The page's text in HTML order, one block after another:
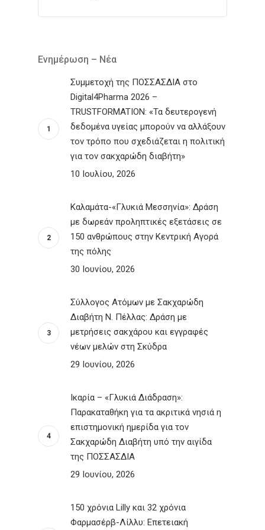
Ενημέρωση – Νέα
Συμμετοχή της ΠΟΣΣΑΣΔΙΑ στο
Digital4Pharma 2026 –
TRUSTFORMATION: «Τα δευτερογενή
δεδομένα υγείας μπορούν να αλλάξουν
τον τρόπο που σχεδιάζεται η πολιτική
για τον σακχαρώδη διαβήτη»
10 Ιουλίου, 2026
Καλαμάτα-«Γλυκιά Μεσσηνία»: Δράση
με δωρεάν προληπτικές εξετάσεις σε
150 ανθρώπους στην Κεντρική Αγορά
της πόλης
30 Ιουνίου, 2026
Σύλλογος Ατόμων με Σακχαρώδη
Διαβήτη Ν. Πέλλας: Δράση με
μετρήσεις σακχάρου και εγγραφές
νέων μελών στη Σκύδρα
29 Ιουνίου, 2026
Ικαρία – «Γλυκιά Διάδραση»:
Παρακαταθήκη για τα ακριτικά νησιά η
επιστημονική ημερίδα για τον
Σακχαρώδη Διαβήτη υπό την αιγίδα
της ΠΟΣΣΑΣΔΙΑ
29 Ιουνίου, 2026
150 χρόνια Lilly και 32 χρόνια
Φαρμασέρβ-Λίλλυ: Eπετειακή